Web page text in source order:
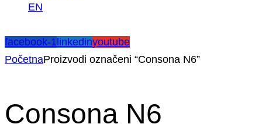
EN
facebook-1 linkedinyoutube
PočetnaProizvodi označeni “Consona N6”
Consona N6